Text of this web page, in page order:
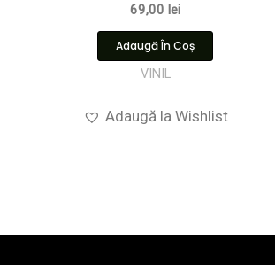
69,00 lei
Adaugă În Coș
VINIL
Adaugă la Wishlist